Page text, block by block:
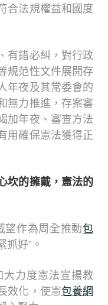
合法規權益和國度
錯必糾，對行政
規范性文件展開存
年夜及其常委會的
無力推進，存案審
加年夜、審查方法
用確保憲法獲得正
的擁戴，憲法的
作為周全推動包
好”。
力度憲法宣揚教
效化，使憲包養網